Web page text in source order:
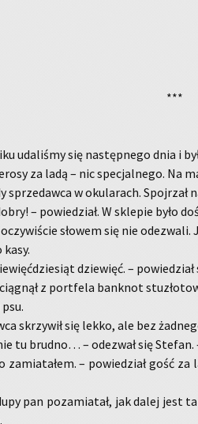
***
uda­li­śmy się na­stęp­ne­go dnia i
za ladą – nic spe­cjal­ne­go. Na
sprze­daw­ca w oku­la­rach. Spoj­rzał
– po­wie­dział. W skle­pie było
sło­wem się nie ode­zwa­li.
kasy.
dzie­więć. – po­wie­dział
z port­fe­la bank­not
skrzy­wił się lekko, ale bez
tu brud­no… – ode­zwał się Ste­fan.
za­mia­ta­łem. – po­wie­dział gość za
pan po­za­mia­tał, jak dalej jest